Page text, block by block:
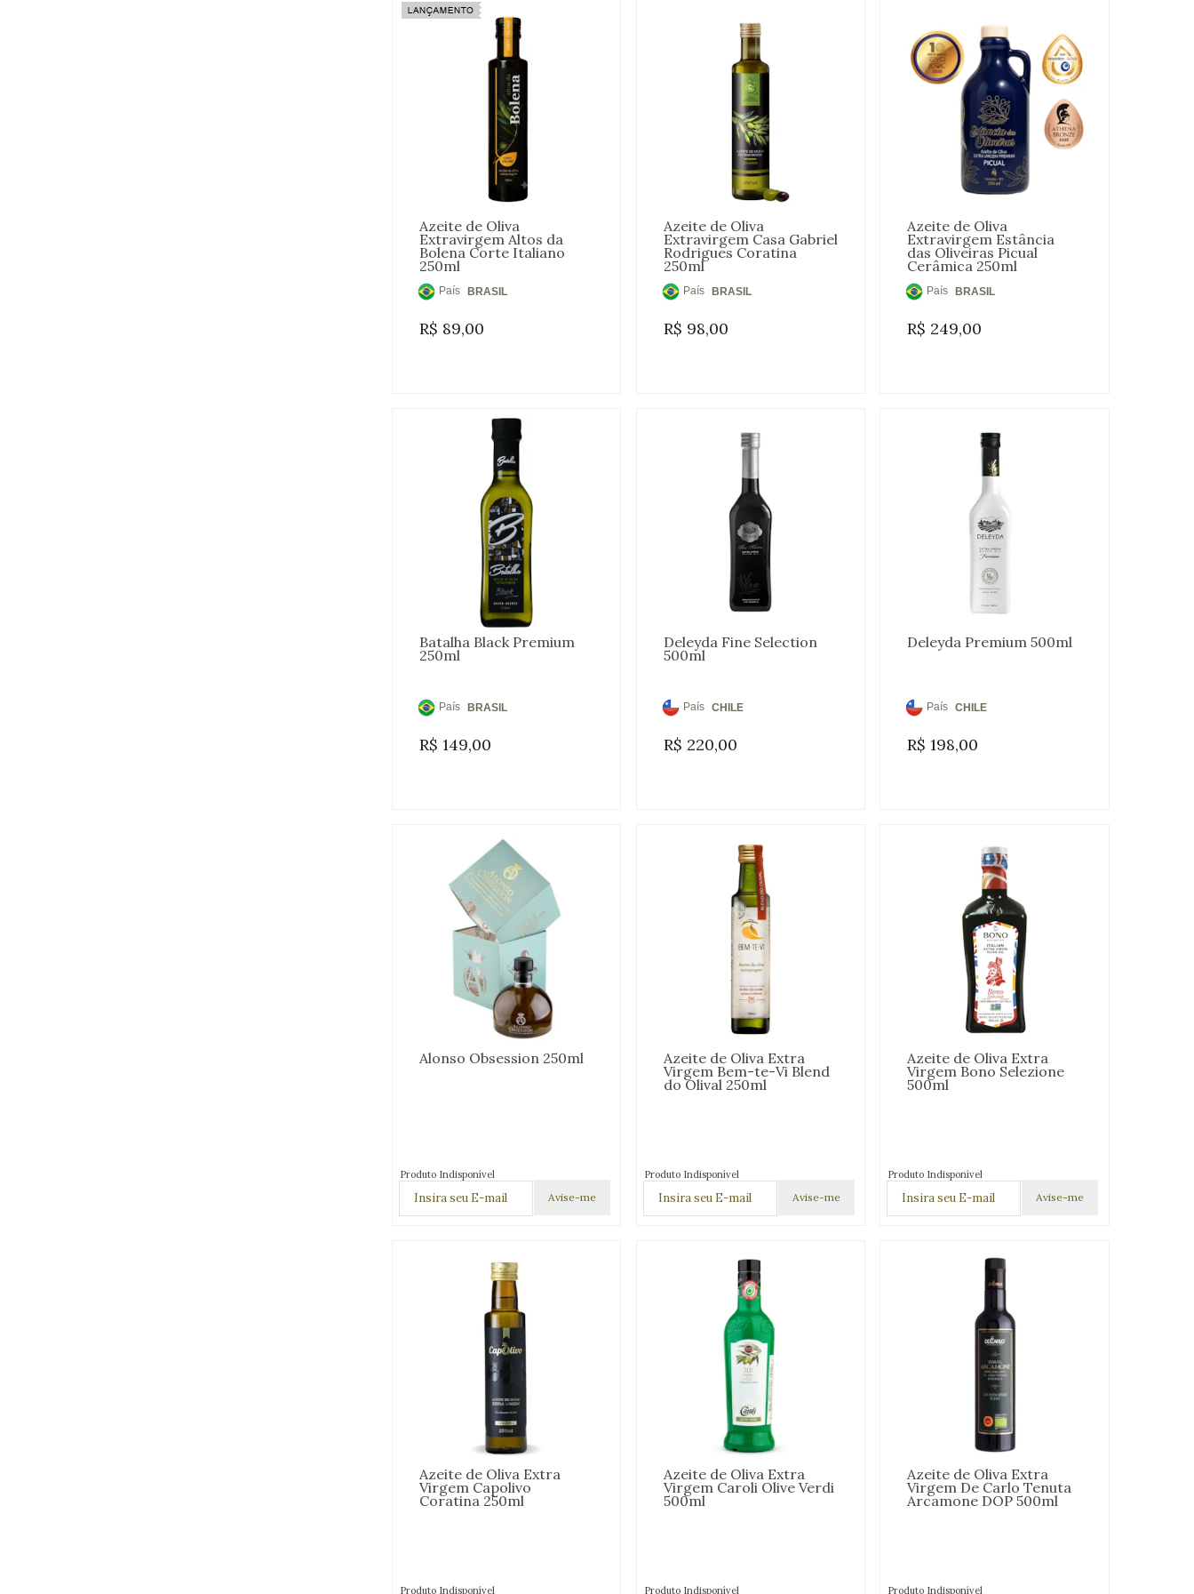
Azeite de Oliva
Extravirgem Altos da
Bolena Corte Italiano
250ml
País
Origem:
BRASIL
R$ 89,00
Azeite de Oliva
Extravirgem Casa Gabriel
Rodrigues Coratina
250ml
País
Origem:
BRASIL
R$ 98,00
Azeite de Oliva
Extravirgem Estância
das Oliveiras Picual
Cerâmica 250ml
País
Origem:
BRASIL
R$ 249,00
Batalha Black Premium
250ml
País
Origem:
BRASIL
R$ 149,00
Deleyda Fine Selection
500ml
País
Origem:
CHILE
R$ 220,00
Deleyda Premium 500ml
País
Origem:
CHILE
R$ 198,00
Alonso Obsession 250ml
Produto Indisponível
Azeite de Oliva Extra
Virgem Bem-te-Vi Blend
do Olival 250ml
Produto Indisponível
Azeite de Oliva Extra
Virgem Bono Selezione
500ml
Produto Indisponível
Azeite de Oliva Extra
Virgem Capolivo
Coratina 250ml
Produto Indisponível
Azeite de Oliva Extra
Virgem Caroli Olive Verdi
500ml
Produto Indisponível
Azeite de Oliva Extra
Virgem De Carlo Tenuta
Arcamone DOP 500ml
Produto Indisponível